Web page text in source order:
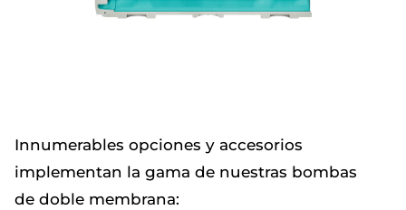
Innumerables opciones y accesorios
implementan la gama de nuestras bombas
de doble membrana: